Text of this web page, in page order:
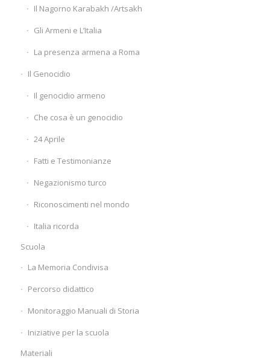
Il Nagorno Karabakh /Artsakh
Gli Armeni e L’Italia
La presenza armena a Roma
Il Genocidio
Il genocidio armeno
Che cosa è un genocidio
24 Aprile
Fatti e Testimonianze
Negazionismo turco
Riconoscimenti nel mondo
Italia ricorda
Scuola
La Memoria Condivisa
Percorso didattico
Monitoraggio Manuali di Storia
Iniziative per la scuola
Materiali